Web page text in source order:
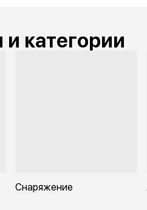
категории
Снаряжение